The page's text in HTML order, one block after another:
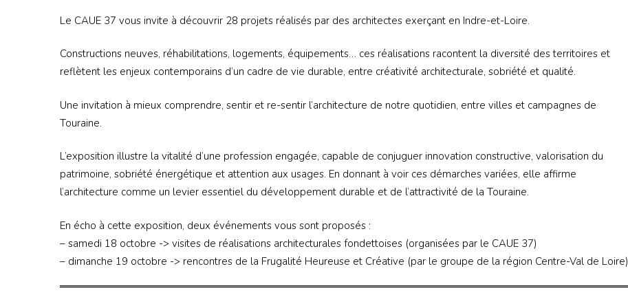
Le CAUE 37 vous invite à découvrir 28 projets réalisés par des architectes exerçant en Indre-et-Loire.
Constructions neuves, réhabilitations, logements, équipements… ces réalisations racontent la diversité des territoires et
reflètent les enjeux contemporains d’un cadre de vie durable, entre créativité architecturale, sobriété et qualité.
Une invitation à mieux comprendre, sentir et re-sentir l’architecture de notre quotidien, entre villes et campagnes de
Touraine.
L’exposition illustre la vitalité d’une profession engagée, capable de conjuguer innovation constructive, valorisation du
patrimoine, sobriété énergétique et attention aux usages. En donnant à voir ces démarches variées, elle affirme
l’architecture comme un levier essentiel du développement durable et de l’attractivité de la Touraine.
En écho à cette exposition, deux événements vous sont proposés :
– samedi 18 octobre -> visites de réalisations architecturales fondettoises (organisées par le CAUE 37)
– dimanche 19 octobre -> rencontres de la Frugalité Heureuse et Créative (par le groupe de la région Centre-Val de Loire)